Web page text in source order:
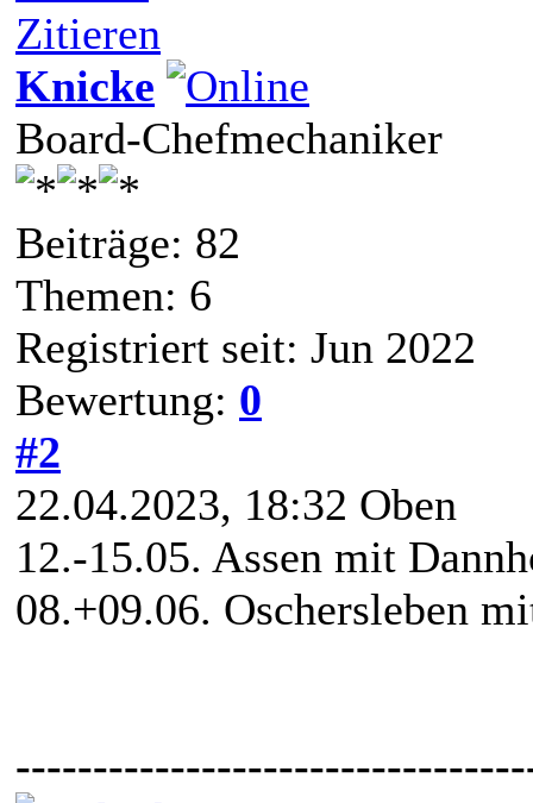
Zitieren
Knicke
Board-Chefmechaniker
Beiträge: 82
Themen: 6
Registriert seit: Jun 2022
Bewertung: 0
#2
22.04.2023, 18:32 Oben
12.-15.05. Assen mit
08.+09.06. Oschersleben